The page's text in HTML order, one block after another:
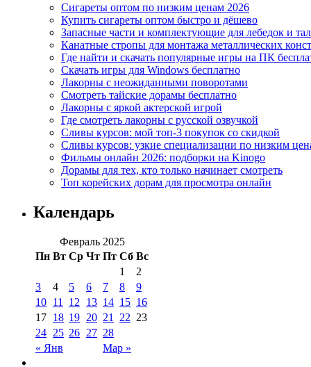
Сигареты оптом по низким ценам 2026
Купить сигареты оптом быстро и дёшево
Запасные части и комплектующие для лебедок и
Канатные стропы для монтажа металлических
Где найти и скачать популярные игры на ПК
Скачать игры для Windows бесплатно
Лакорны с неожиданными поворотами
Смотреть тайские дорамы бесплатно
Лакорны с яркой актерской игрой
Где смотреть лакорны с русской озвучкой
Сливы курсов: мой топ-3 покупок со скидкой
Сливы курсов: узкие специализации по низким
Фильмы онлайн 2026: подборки на Kinogo
Дорамы для тех, кто только начинает смотреть
Топ корейских дорам для просмотра онлайн
Календарь
Февраль 2025
Пн Вт Ср Чт Пт Сб Вс
« Янв Мар »
1
2
3
4 5 6 7 8
9
10 11 12 13 14 15 16
17 18 19 20 21 22 23
24 25 26 27 28